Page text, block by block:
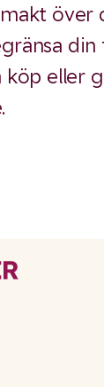
över
din
köp eller